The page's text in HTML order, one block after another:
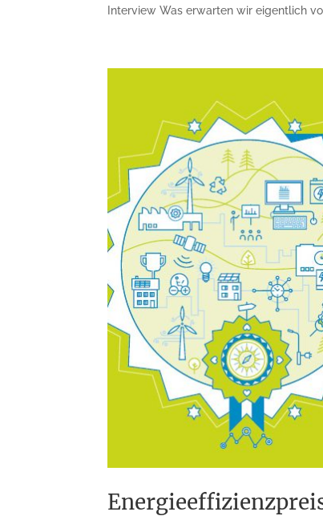
Interview Was erwarten wir eigentlich